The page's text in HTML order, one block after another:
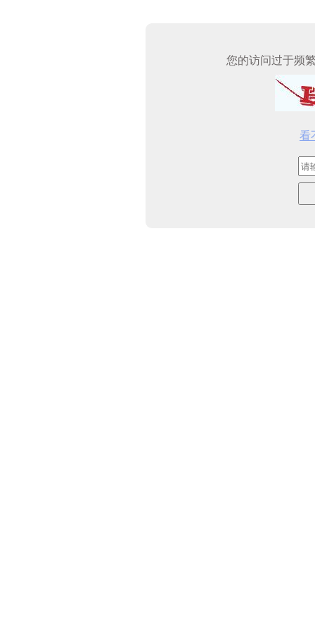
您的访问过于频
看